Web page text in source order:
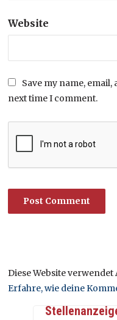
Website
Save my name,
next time I comment.
Diese Website
Erfahre, wie deine